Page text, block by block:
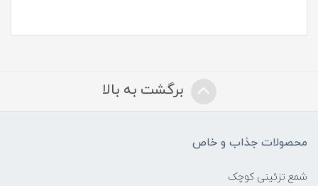
برگشت به بالا
محصولات جذاب و خاص
شمع تزئینی کوچک